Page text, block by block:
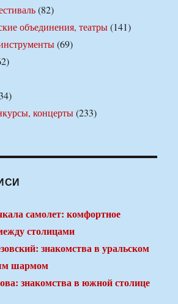
(82)
объединения, театры(141)
(69)
концерты(233)
самолет: комфортное
столицами
знакомства в уральском
шармом
знакомства в южной столице